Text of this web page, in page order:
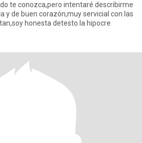
te conozca,pero intentaré describirme
y de buen corazón,muy servicial con las
personas que me necesitan,soy honesta detesto la hipocre